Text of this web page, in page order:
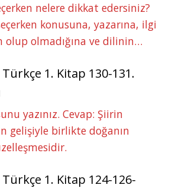
nelere dikkat edersiniz?
konusuna, yazarına, ilgi
olup olmadığına ve dilinin…
Türkçe 1. Kitap 130-131.
yazınız. Cevap: Şiirin
gelişiyle birlikte doğanın
Türkçe 1. Kitap 124-126-